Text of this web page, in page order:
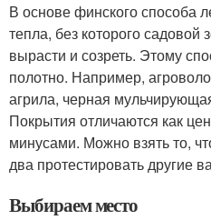
В основе финского способа
тепла, без которого садовой
вырасти и созреть. Этому
полотно. Например,
агрила, черная
Покрытия отличаются как
минусами. Можно взять то,
два протестировать другие
Выбираем место